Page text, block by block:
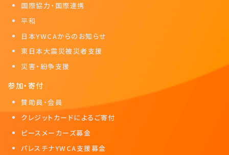
国際協力・国際連携
平和
日本YWCAからのお知らせ
東日本大震災被災者支援
災害・紛争支援
参加・寄付
賛助員・会員
クレジットカードによるご寄付
ピースメーカーズ募金
パレスチナYWCA支援募金